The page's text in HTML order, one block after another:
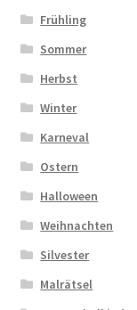
Frühling
Sommer
Herbst
Winter
Karneval
Ostern
Halloween
Weihnachten
Silvester
Malrätsel